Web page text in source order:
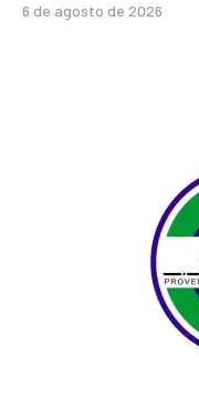
6 de agosto de 2026